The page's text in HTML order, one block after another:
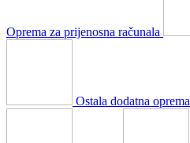
Oprema za prijenosna računala
Ostala dodatna oprema